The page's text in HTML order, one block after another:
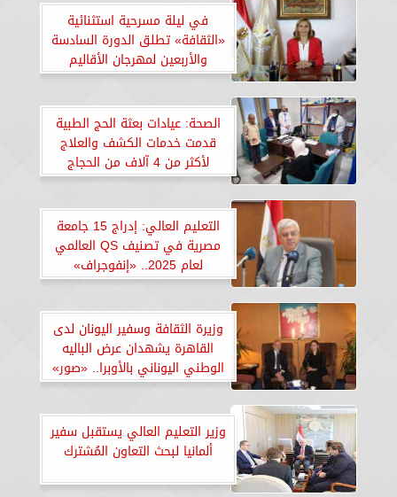
في ليلة مسرحية استثنائية
«الثقافة» تطلق الدورة السادسة
والأربعين لمهرجان الأقاليم
المسرحية والسادسة لمواسم
الصحة: عيادات بعثة الحج الطبية
قدمت خدمات الكشف والعلاج
لأكثر من 4 آلاف من الحجاج
المصريين في مكة والمدينة..
التعليم العالي: إدراج 15 جامعة
مصرية في تصنيف QS العالمي
لعام 2025.. «إنفوجراف»
وزيرة الثقافة وسفير اليونان لدى
القاهرة يشهدان عرض الباليه
الوطني اليوناني بالأوبرا.. «صور»
وزير التعليم العالي يستقبل سفير
ألمانيا لبحث التعاون المُشترك